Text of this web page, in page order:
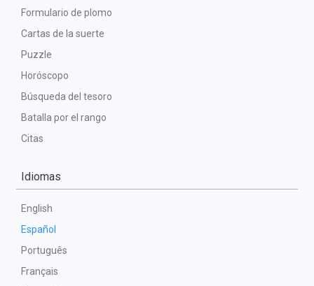
Formulario de plomo
Cartas de la suerte
Puzzle
Horóscopo
Búsqueda del tesoro
Batalla por el rango
Citas
Idiomas
English
Español
Português
Français